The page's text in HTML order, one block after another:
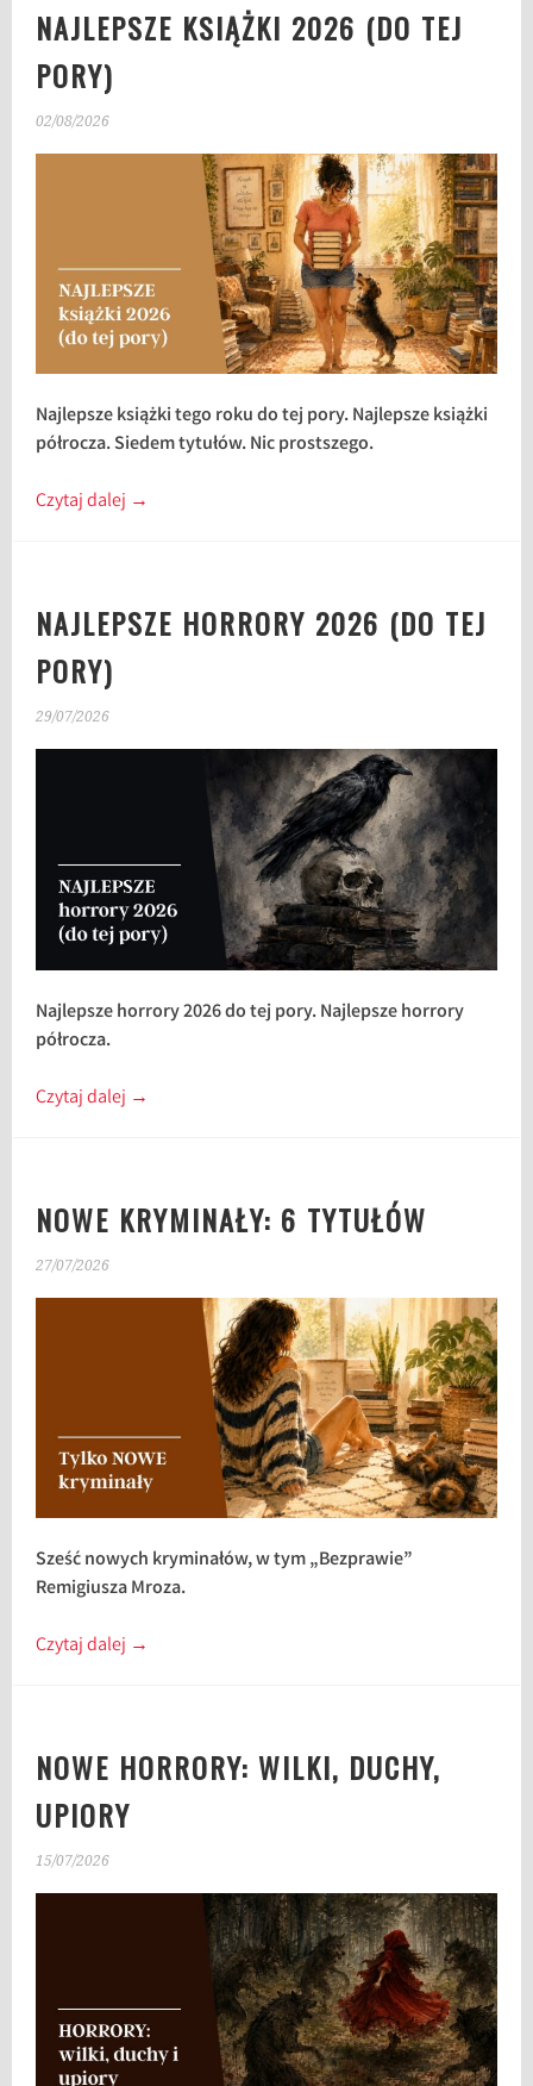
NAJLEPSZE KSIĄŻKI 2026 (DO TEJ
PORY)
02/08/2026
Najlepsze książki tego roku do tej pory. Najlepsze książki
półrocza. Siedem tytułów. Nic prostszego.
Czytaj dalej →
NAJLEPSZE HORRORY 2026 (DO TEJ
PORY)
29/07/2026
Najlepsze horrory 2026 do tej pory. Najlepsze horrory
półrocza.
Czytaj dalej →
NOWE KRYMINAŁY: 6 TYTUŁÓW
27/07/2026
Sześć nowych kryminałów, w tym „Bezprawie”
Remigiusza Mroza.
Czytaj dalej →
NOWE HORRORY: WILKI, DUCHY,
UPIORY
15/07/2026